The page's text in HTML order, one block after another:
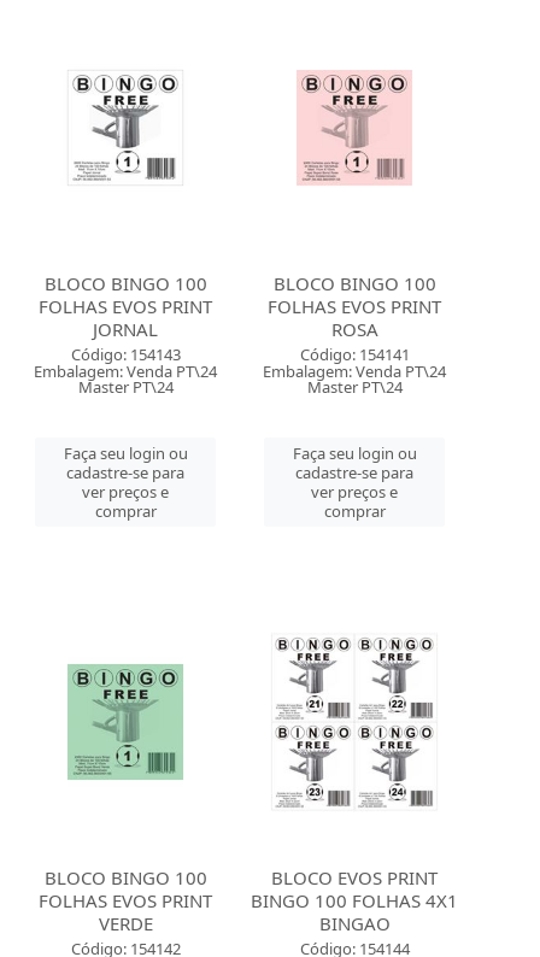
BLOCO BINGO 100
FOLHAS EVOS PRINT
JORNAL
Código: 154143
Embalagem: Venda PT\24
Master PT\24
Faça seu login ou
cadastre-se para
ver preços e
comprar
BLOCO BINGO 100
FOLHAS EVOS PRINT
ROSA
Código: 154141
Embalagem: Venda PT\24
Master PT\24
Faça seu login ou
cadastre-se para
ver preços e
comprar
BLOCO BINGO 100
FOLHAS EVOS PRINT
VERDE
Código: 154142
BLOCO EVOS PRINT
BINGO 100 FOLHAS 4X1
BINGAO
Código: 154144